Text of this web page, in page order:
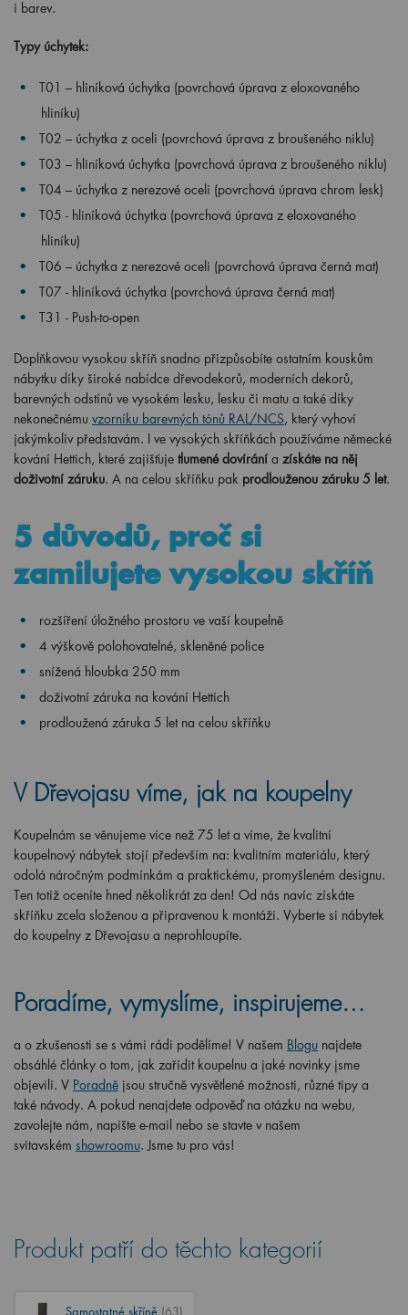
i barev.
Typy úchytek:
T01 – hliníková úchytka (povrchová úprava z eloxovaného
hliníku)
T02 – úchytka z oceli (povrchová úprava z broušeného niklu)
T03 – hliníková úchytka (povrchová úprava z broušeného niklu)
T04 – úchytka z nerezové oceli (povrchová úprava chrom lesk)
T05 - hliníková úchytka (povrchová úprava z eloxovaného
hliníku)
T06 – úchytka z nerezové oceli (povrchová úprava černá mat)
T07 - hliníková úchytka (povrchová úprava černá mat)
T31 - Push-to-open
Doplňkovou vysokou skříň snadno přizpůsobíte ostatním kouskům
nábytku díky široké nabídce dřevodekorů, moderních dekorů,
barevných odstínů ve vysokém lesku, lesku či matu a také díky
nekonečnému vzorníku barevných tónů RAL/NCS, který vyhoví
jakýmkoliv představám. I ve vysokých skříňkách používáme německé
kování Hettich, které zajišťuje tlumené dovírání a získáte na něj
doživotní záruku. A na celou skříňku pak prodlouženou záruku 5 let.
5 důvodů, proč si
zamilujete vysokou skříň
rozšíření úložného prostoru ve vaší koupelně
4 výškově polohovatelné, skleněné police
snížená hloubka 250 mm
doživotní záruka na kování Hettich
prodloužená záruka 5 let na celou skříňku
V Dřevojasu víme, jak na koupelny
Koupelnám se věnujeme více než 75 let a víme, že kvalitní
koupelnový nábytek stojí především na: kvalitním materiálu, který
odolá náročným podmínkám a praktickému, promyšleném designu.
Ten totiž oceníte hned několikrát za den! Od nás navíc získáte
skříňku zcela složenou a připravenou k montáži. Vyberte si nábytek
do koupelny z Dřevojasu a neprohloupíte.
Poradíme, vymyslíme, inspirujeme…
a o zkušenosti se s vámi rádi podělíme! V našem Blogu najdete
obsáhlé články o tom, jak zařídit koupelnu a jaké novinky jsme
objevili. V Poradně jsou stručně vysvětlené možnosti, různé tipy a
také návody. A pokud nenajdete odpověď na otázku na webu,
zavolejte nám, napište e-mail nebo se stavte v našem
svitavském showroomu. Jsme tu pro vás!
Produkt patří do těchto kategorií
Samostatné skříně (63)